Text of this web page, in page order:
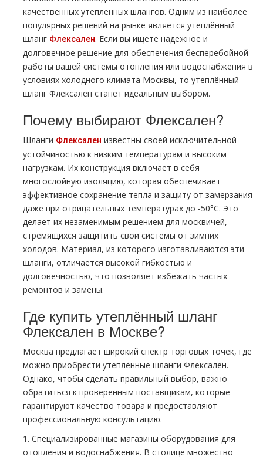
качественных утеплённых шлангов. Одним из наиболее
популярных решений на рынке является утеплённый
шланг Флексален. Если вы ищете надежное и
долговечное решение для обеспечения бесперебойной
работы вашей системы отопления или водоснабжения в
условиях холодного климата Москвы, то утеплённый
шланг Флексален станет идеальным выбором.
Почему выбирают Флексален?
Шланги Флексален известны своей исключительной
устойчивостью к низким температурам и высоким
нагрузкам. Их конструкция включает в себя
многослойную изоляцию, которая обеспечивает
эффективное сохранение тепла и защиту от замерзания
даже при отрицательных температурах до -50°C. Это
делает их незаменимым решением для москвичей,
стремящихся защитить свои системы от зимних
холодов. Материал, из которого изготавливаются эти
шланги, отличается высокой гибкостью и
долговечностью, что позволяет избежать частых
ремонтов и замены.
Где купить утеплённый шланг
Флексален в Москве?
Москва предлагает широкий спектр торговых точек, где
можно приобрести утеплённые шланги Флексален.
Однако, чтобы сделать правильный выбор, важно
обратиться к проверенным поставщикам, которые
гарантируют качество товара и предоставляют
профессиональную консультацию.
1. Специализированные магазины оборудования для
отопления и водоснабжения. В столице множество